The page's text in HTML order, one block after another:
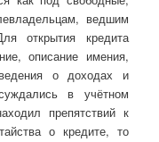
ведшим
открытия кредита
описание имения,
о доходах и
в учётном
препятствий к
о кредите, то